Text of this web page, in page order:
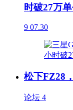
时破27万
9 07.30
松下FZ28
论坛 4